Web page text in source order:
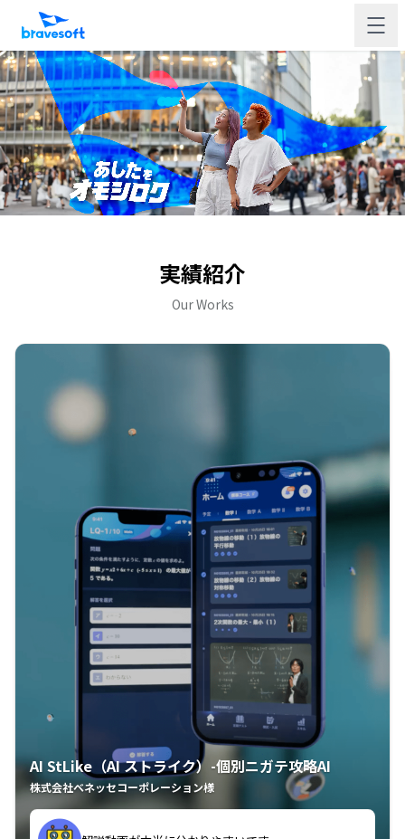
実績紹介
Our Works
AI StLike（AI ストライク）-個別ニガテ攻略AI
株式会社ベネッセコーポレーション様
のに非常に役立っている。